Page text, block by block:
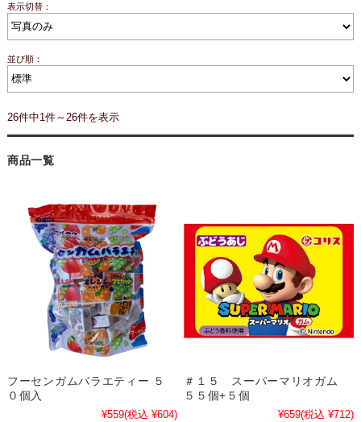
表示切替：
並び順：
26件中1件～26件を表示
商品一覧
フーセンガムバラエティー ５
０個入
¥559(税込 ¥604)
＃１５ スーパーマリオガム
５５個+５個
¥659(税込 ¥712)